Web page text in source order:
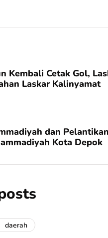
Kembali Cetak Gol,
Laskar Kalinyamat
dan
Kota Depok
daerah